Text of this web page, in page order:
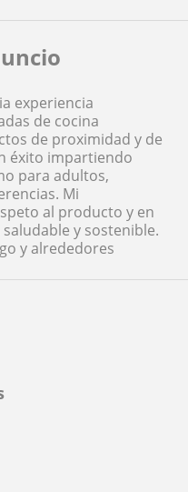
experiencia
de cocina
de proximidad y de
éxito impartiendo
para adultos,
Mi
al producto y en
y sostenible.
y alrededores